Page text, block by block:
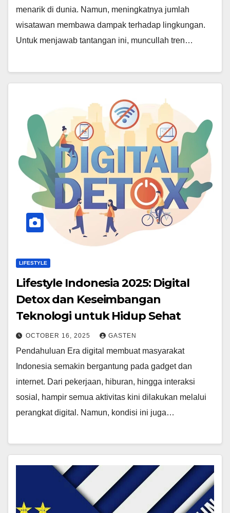
menarik di dunia. Namun, meningkatnya jumlah
wisatawan membawa dampak terhadap lingkungan.
Untuk menjawab tantangan ini, muncullah tren…
LIFESTYLE
Lifestyle Indonesia 2025: Digital
Detox dan Keseimbangan
Teknologi untuk Hidup Sehat
OCTOBER 16, 2025 GASTEN
Pendahuluan Era digital membuat masyarakat
Indonesia semakin bergantung pada gadget dan
internet. Dari pekerjaan, hiburan, hingga interaksi
sosial, hampir semua aktivitas kini dilakukan melalui
perangkat digital. Namun, kondisi ini juga…